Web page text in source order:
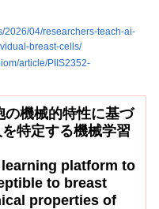
2026/04/researchers-teach-ai-
breast-cells/
article/PIIS2352-
機械的特性に基づ
特定する機械学習
platform to
to breast
properties of